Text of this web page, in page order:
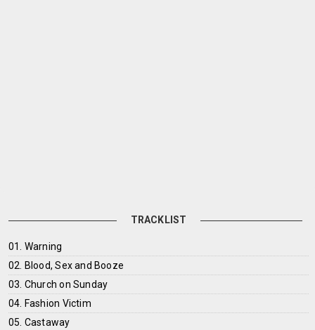
TRACKLIST
01. Warning
02. Blood, Sex and Booze
03. Church on Sunday
04. Fashion Victim
05. Castaway